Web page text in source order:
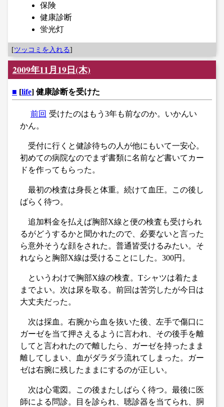
保険
健康診断
蛍光灯
[ツッコミを入れる]
2009年11月19日(木)
■ [life] 健康診断を受けた
前回 受けたのはもう3年も前なのか。いかんい
かん。
受付に行くと健診待ちの人が他にもいて一安心。
初めての病院なのでまず書類に名前など書いてカー
ドを作ってもらった。
最初の検査は身長と体重。続けて血圧。この後し
ばらく待つ。
追加料金を払えば胸部X線と便の検査も受けられ
るがどうするかと聞かれたので、必要ないと言った
ら意外そうな顔をされた。普通皆受けるみたい。そ
れならと胸部X線は受けることにした。300円。
というわけで胸部X線の検査。Tシャツは着たま
までよい。次は尿を取る。前回は苦労したが今日は
大丈夫だった。
次は採血。右腕から血を抜いた後、左手で傷口に
ガーゼを当て押さえるように言われ、その後手を離
してと言われたので離したら、ガーゼを持ったまま
離してしまい、血がダラダラ流れてしまった。ガー
ゼは右腕に残したままにするのが正しい。
次は心電図。この後またしばらく待つ。最後に医
師による問診。目を診られ、聴診器を当てられ、胴